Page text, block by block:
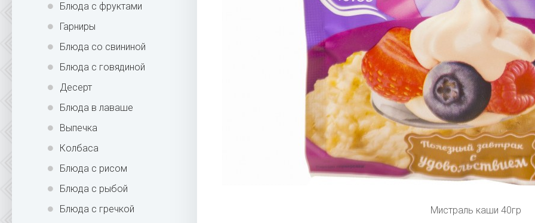
Блюда с фруктами
Гарниры
Блюда со свининой
Блюда с говядиной
Десерт
Блюда в лаваше
Выпечка
Колбаса
Блюда с рисом
Блюда с рыбой
Блюда с гречкой
Мистраль каши 40гр